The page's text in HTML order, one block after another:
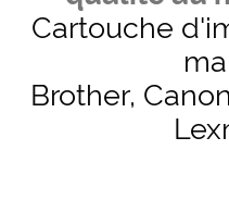
Cartouche
Brother,